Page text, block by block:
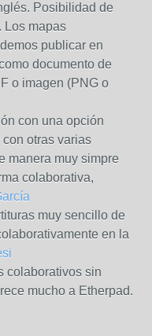
Posibilidad de
Los mapas
publicar en
documento de
o imagen (PNG o
con una opción
otras varias
manera muy simpre
colaborativa,
muy sencillo de
en la
colaborativos sin
mucho a Etherpad.